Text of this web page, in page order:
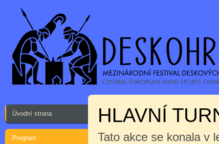
Úvodní strana
Program
HLAVNÍ
Tato akce se konala v